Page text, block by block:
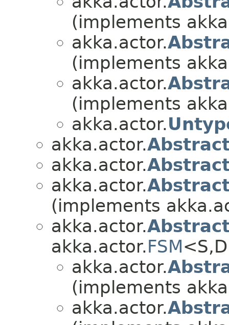
(implements
akka.actor.
(implements
akka.actor.
(implements
akka.actor.
akka.actor.
akka.actor.
akka.actor.
(implements
akka.actor.
akka.actor.FSM
akka.actor.
(implements
akka.actor.